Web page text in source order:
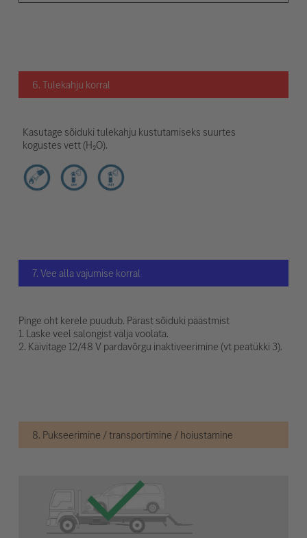
6. Tulekahju korral
Kasutage sõiduki tulekahju kustutamiseks suurtes
kogustes vett (H₂O).
7. Vee alla vajumise korral
Pinge oht kerele puudub. Pärast sõiduki päästmist
1. Laske veel salongist välja voolata.
2. Käivitage 12/48 V pardavõrgu inaktiveerimine (vt peatükki 3).
8. Pukseerimine / transportimine / hoiustamine